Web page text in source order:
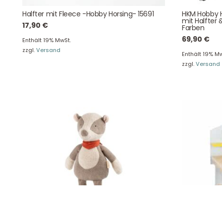
Halfter mit Fleece -Hobby Horsing- 15691
17,90 €
Enthält 19% MwSt.
zzgl.Versand
HKM Hobby
mit Halfter
Farben
69,90 €
Enthält 19%
zzgl.Versand
42781 Haan
Tel: +49 2129 5654742
E-Mail: info@hollyclaire.de
Datenschutz